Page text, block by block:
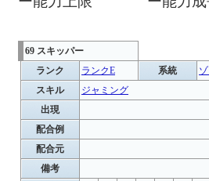
69 スキッパー
ランク
ランクE 系統
スキル
ジャミング
出現
配合例
配合元
備考